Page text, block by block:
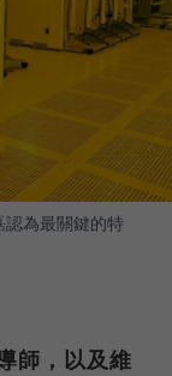
為最關鍵的特
師，以及維